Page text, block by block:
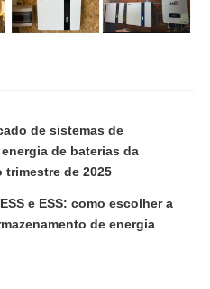
de sistemas de
de baterias da
trimestre de 2025
e ESS: como escolher a
de energia